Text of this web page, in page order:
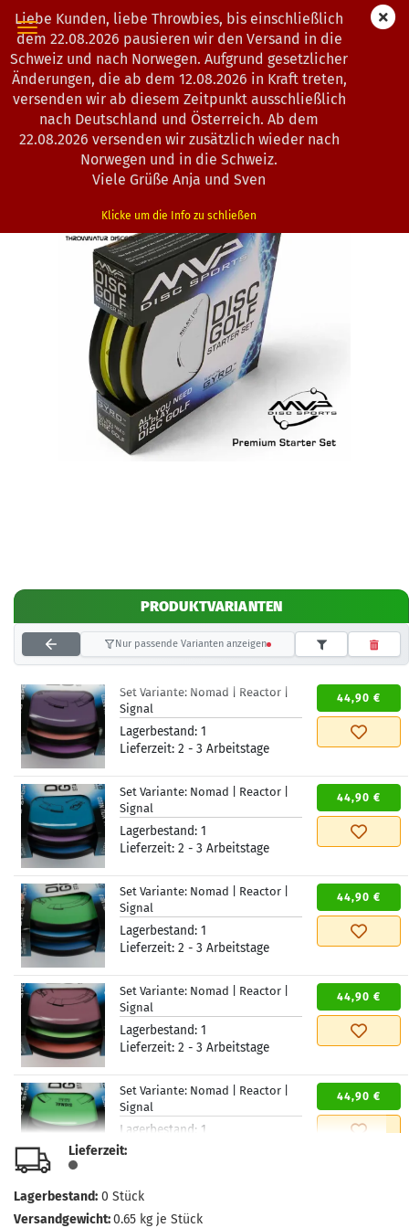
Liebe Kunden, liebe Throwbies, bis einschließlich
dem 22.08.2026 pausieren wir den Versand in die
Schweiz und nach Norwegen. Aufgrund gesetzlicher
Änderungen, die ab dem 12.08.2026 in Kraft treten,
versenden wir ab diesem Zeitpunkt ausschließlich
nach Deutschland und Österreich. Ab dem
22.08.2026 versenden wir zusätzlich wieder nach
Norwegen und in die Schweiz.
Viele Grüße Anja und Sven
Klicke um die Info zu schließen
« Erster « zurück weiter »
Letzter »
Artikel in dieser Kategorie
MVP Disc Sports | Starter Set | Premium
0101550 )
PRODUKTVARIANTEN
Nur passende Varianten anzeigen
Set Variante: Nomad | Reactor |
Signal
Lagerbestand: 1
Lieferzeit: 2 - 3 Arbeitstage
44,90 €
Set Variante: Nomad | Reactor |
Signal
Lagerbestand: 1
Lieferzeit: 2 - 3 Arbeitstage
44,90 €
Set Variante: Nomad | Reactor |
Signal
Lagerbestand: 1
Lieferzeit: 2 - 3 Arbeitstage
44,90 €
Set Variante: Nomad | Reactor |
Signal
Lagerbestand: 1
Lieferzeit: 2 - 3 Arbeitstage
44,90 €
Set Variante: Nomad | Reactor |
Signal
Lagerbestand: 1
Lieferzeit:
44,90 €
Set Variante:
Lieferzeit:
Lagerbestand: 0 Stück
Versandgewicht:0.65 kg je Stück